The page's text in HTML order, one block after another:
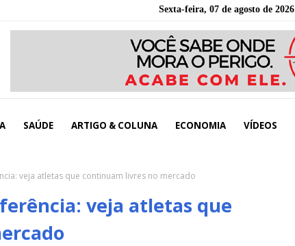
Sexta-feira, 07 de agosto de 2026
SAÚDE ARTIGO & COLUNA ECONOMIA VÍDEOS
veja atletas que continuam livres no mercado
veja atletas que